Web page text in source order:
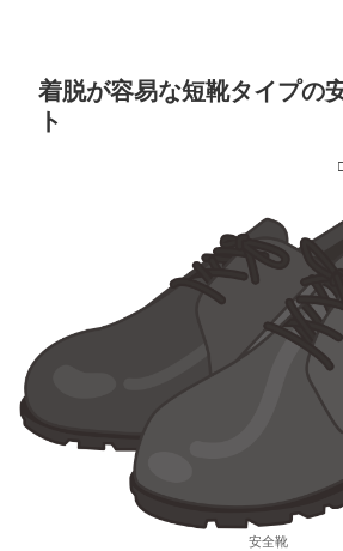
着脱が容易な短靴タイプの
ト
安全靴